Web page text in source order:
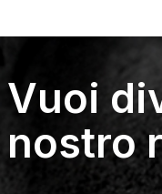
Vuoi
nostro